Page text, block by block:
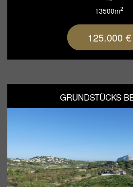
13500m2
125.000 €
GRUNDSTÜCKS